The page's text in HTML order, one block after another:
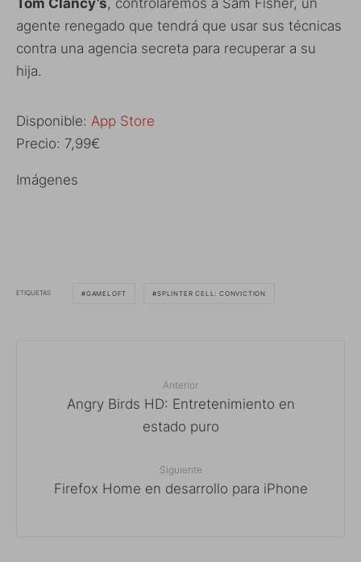
agente renegado que tendrá que usar sus técnicas
contra una agencia secreta para recuperar a su
hija.
Disponible: App Store
Precio: 7,99€
Imágenes
ETIQUETAS GAMELOFT SPLINTER CELL: CONVICTION
Anterior
Angry Birds HD: Entretenimiento en
estado puro
Siguiente
Firefox Home en desarrollo para iPhone